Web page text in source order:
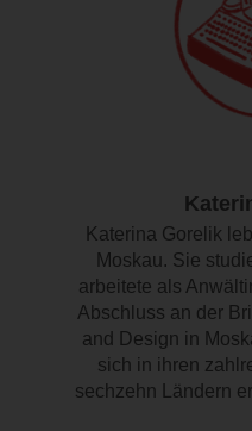
Katerina Gorelik
Moskau. Sie
arbeitete als
Abschluss an der
and Design in
sich in ihren
sechzehn Ländern